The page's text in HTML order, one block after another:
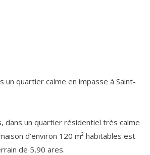
un quartier calme en impasse à Saint-
dans un quartier résidentiel très calme
d’environ 120 m² habitables est
de 5,90 ares.